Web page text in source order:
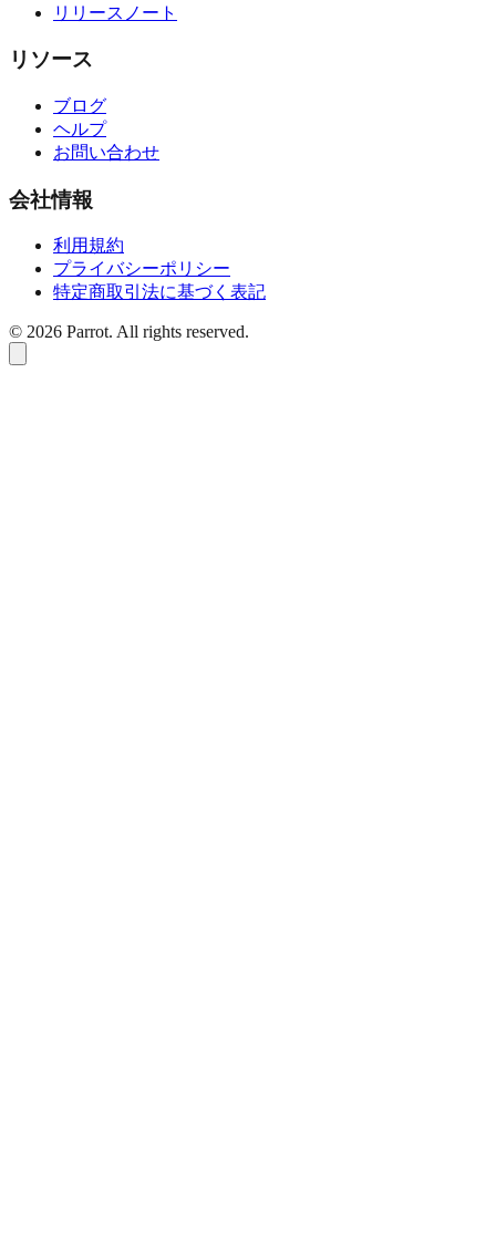
リリースノート
リソース
ブログ
ヘルプ
お問い合わせ
会社情報
利用規約
プライバシーポリシー
特定商取引法に基づく表記
© 2026 Parrot. All rights reserved.